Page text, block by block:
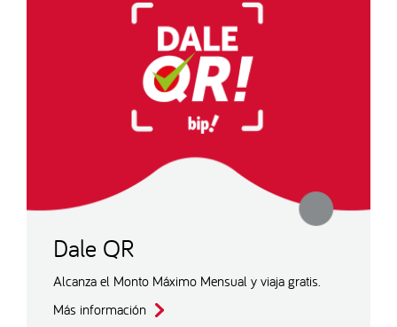
Dale QR
Alcanza el Monto Máximo Mensual y viaja gratis.
Más información